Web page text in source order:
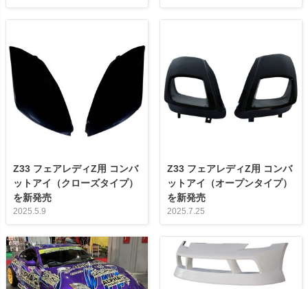
Z33 フェアレディZ用 コンバ
ットアイ（クローズタイプ）
を新発売
2025.5.9
Z33 フェアレディZ用 コンバ
ットアイ（オープンタイプ）
を新発売
2025.7.25